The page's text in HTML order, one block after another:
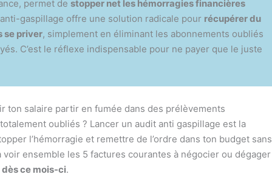
permet de stopper net les hémorragies financières
gaspillage offre une solution radicale pour récupérer du
se priver, simplement en éliminant les abonnements oubliés
C’est le réflexe indispensable pour ne payer que le juste
ton salaire partir en fumée dans des prélèvements
oubliés ? Lancer un audit anti gaspillage est la
l’hémorragie et remettre de l’ordre dans ton budget sans
voir ensemble les 5 factures courantes à négocier ou dégager
ce mois-ci.